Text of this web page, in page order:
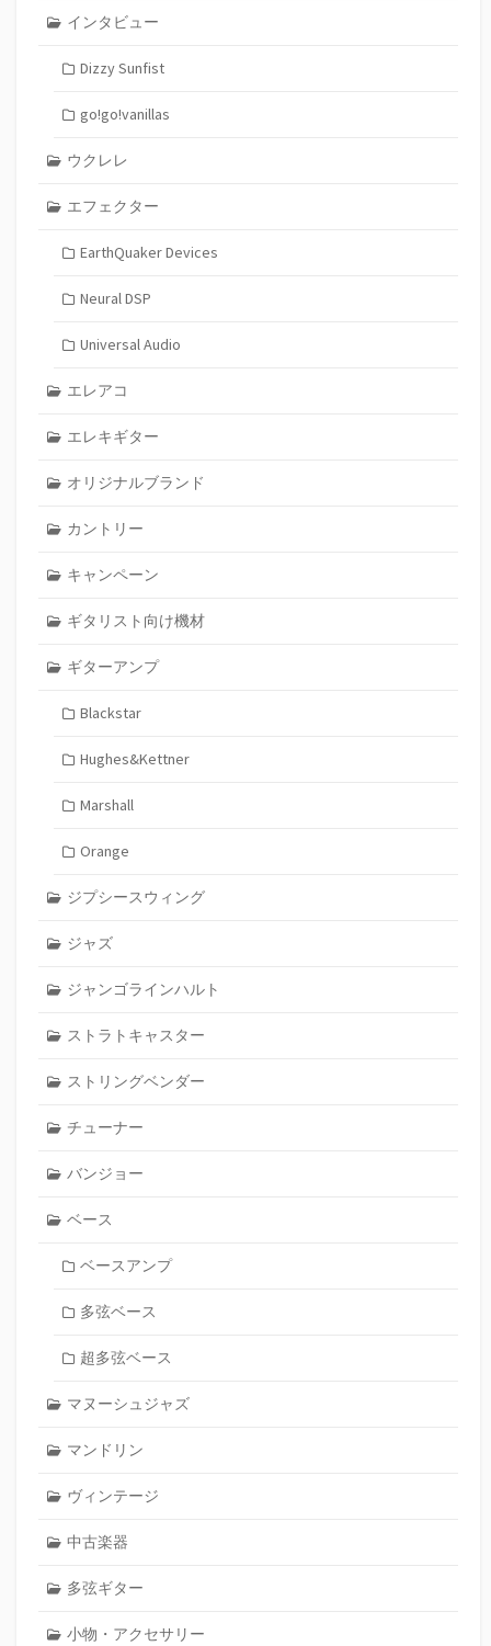
インタビュー
Dizzy Sunfist
go!go!vanillas
ウクレレ
エフェクター
EarthQuaker Devices
Neural DSP
Universal Audio
エレアコ
エレキギター
オリジナルブランド
カントリー
キャンペーン
ギタリスト向け機材
ギターアンプ
Blackstar
Hughes&Kettner
Marshall
Orange
ジプシースウィング
ジャズ
ジャンゴラインハルト
ストラトキャスター
ストリングベンダー
チューナー
バンジョー
ベース
ベースアンプ
多弦ベース
超多弦ベース
マヌーシュジャズ
マンドリン
ヴィンテージ
中古楽器
多弦ギター
小物・アクセサリー